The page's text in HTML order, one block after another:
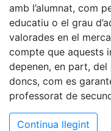
amb l’alumnat, com
educatiu o el grau
valorades en el
compte que aquests
depenen, en part,
doncs, com es
professorat de
Continua llegint